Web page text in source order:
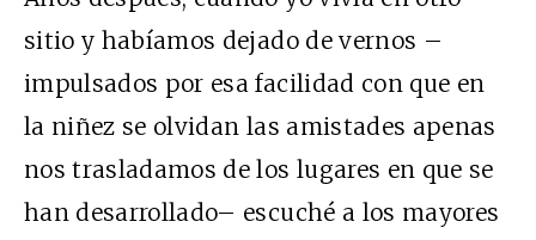
sitio y habíamos dejado de vernos –
impulsados por esa facilidad con que en
la niñez se olvidan las amistades apenas
nos trasladamos de los lugares en que se
han desarrollado– escuché a los mayores